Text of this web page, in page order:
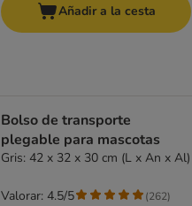
Añadir a la cesta
Bolso de transporte
plegable para mascotas
Gris: 42 x 32 x 30 cm (L x An x Al)
Valorar: 4.5/5 (262)